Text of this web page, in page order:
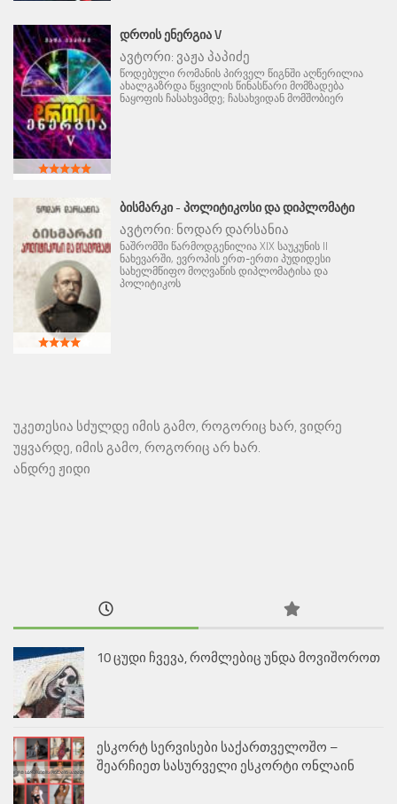
ᲓᲠᲝᲘᲡ ᲔᲜᲔᲠᲒᲘᲐ V
ავტორი: ვაჟა პაპიძე
წოდებული რომანის პირველ წიგნში აღწერილია
ახალგაზრდა წყვილის წინასწარი მომზადება
ნაყოფის ჩასახვამდე; ჩასახვიდან მომშობიერ
ᲑᲘᲡᲛᲐᲠᲙᲘ - ᲞᲝᲚᲘᲢᲘᲙᲝᲡᲘ ᲓᲐ ᲓᲘᲞᲚᲝᲛᲐᲢᲘ
ავტორი: ნოდარ დარსანია
ნაშრომში წარმოდგენილია XIX საუკუნის II
ნახევარში, ევროპის ერთ-ერთი პუდიდესი
სახელმწიფო მოღვაწის დიპლომატისა და
პოლიტიკოს
უკეთესია სძულდე იმის გამო, როგორიც ხარ, ვიდრე
უყვარდე, იმის გამო, როგორიც არ ხარ.
ანდრე ჟიდი
10 ცუდი ჩვევა, რომლებიც უნდა მოვიშოროთ
ესკორტ სერვისები საქართველოშო –
შეარჩიეთ სასურველი ესკორტი ონლაინ